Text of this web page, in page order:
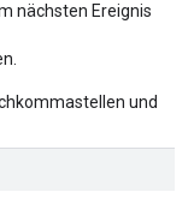
nächsten Ereignis
und